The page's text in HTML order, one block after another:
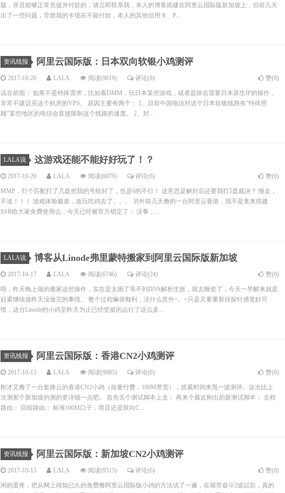
版，并且能够正常充值并付款的，请立即联系我，本人的博客搭建在阿里云国际版新加坡上，但前几天
出了一些问题，导致我的卡现在不能付款，本人的其他信用卡、P...
资讯线报 阿里云国际版：日本双向软银小鸡测评
2017-10-20 LALA 阅读(9019) 评论(8) 赞(0)
说在前面： 如果不是特殊需求，比如看DMM，玩日本某些游戏，或者是除去需要日本原生IP的操作，
非常不建议买这个机房的VPS。 原因主要有两个： 1、目前中国电信对这个日本软银线路有“特殊照
顾”某些地区的电信会直接限制这个线路的速度。 2、封...
LALA说 这游戏还能不能好好玩了！？
2017-10-20 LALA 阅读(6079) 评论(6) 赞(0)
MMP，打个匹配打了几盘把我的号给封了，也是6的不行！ 这意思是解封后还要我打5盘裁决？ 慢走，
不送！！！ 游戏体验极差，改玩吃鸡去了。。。 另外前几天撸的一台阿里云香港，我不是拿来搭建
SSR给大家免费使用么，今天已经被官方锁定了： 没事，...
LALA说 博客从Linode弗里蒙特搬家到阿里云国际版新加坡
2017-10-17 LALA 阅读(6746) 评论(24) 赞(0)
唔，昨天晚上做的搬家这些操作，实在是太困了等不到DNS解析生效，就去睡觉了，今天一早醒来就是
赶紧继续做昨天没做完的事情。 整个过程嘛很顺利，没什么意外=。=只是又要重新挂探针感觉好可
惜，这台Linode的小鸡至昨天为止已经坚挺的运行了这么多...
资讯线报 阿里云国际版：香港CN2小鸡测评
2017-10-15 LALA 阅读(9085) 评论(8) 赞(0)
刚才又撸了一台套路云的香港CN2小鸡（按量付费，100M带宽），抓紧时间来甩一波测评。这次比上
次测那个新加坡的测的更详细一点吧。 首先丢个测试脚本上去： 再来个最近刚出的新测试脚本： 去程
路由： 回程路由： 标准100M口子，而且还是双向C...
资讯线报 阿里云国际版：新加坡CN2小鸡测评
2017-10-15 LALA 阅读(9515) 评论(6) 赞(0)
闲的蛋疼，把从网上得知已久的免费撸阿里云国际版小鸡的方法试了一遍，在艰苦奋斗2波以后，真的